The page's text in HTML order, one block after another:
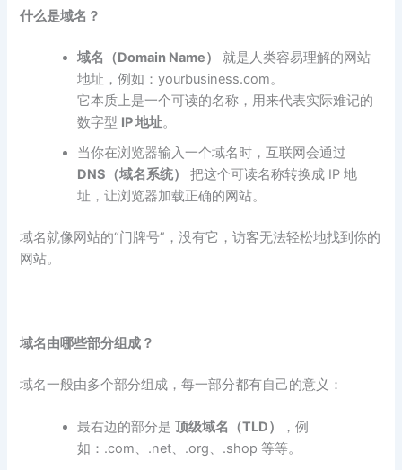
什么是域名？
域名（Domain Name）
就是人类容易理解的网站
地址，例如：yourbusiness.com。
它本质上是一个可读的名称，用来代表实际难记的
数字型 IP地址。
当你在浏览器输入一个域名时，互联网会通过
DNS （域名系统）
把这个可读名称转换成 IP 地
址，让浏览器加载正确的网站。
域名就像网站的“门牌号”，没有它，访客无法轻松地找到你的
网站。
域名由哪些部分组成？
域名一般由多个部分组成，每一部分都有自己的意义：
最右边的部分是顶级域名（TLD）
，例
如：.com、.net、.org、.shop 等等。